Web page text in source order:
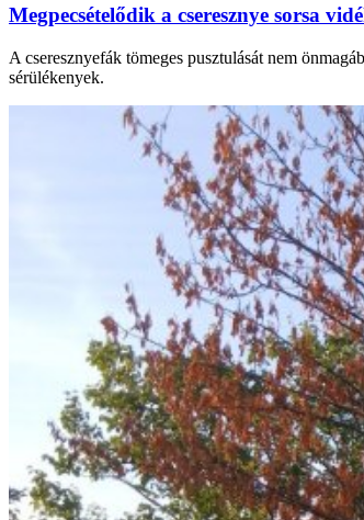
Megpecsételődik a cseresznye sorsa
A cseresznyefák tömeges pusztulását nem
sérülékenyek.